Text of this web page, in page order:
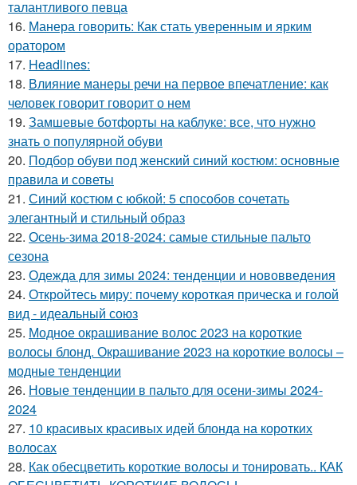
талантливого певца
16. Манера говорить: Как стать уверенным и ярким
оратором
17. Headlines:
18. Влияние манеры речи на первое впечатление: как
человек говорит говорит о нем
19. Замшевые ботфорты на каблуке: все, что нужно
знать о популярной обуви
20. Подбор обуви под женский синий костюм: основные
правила и советы
21. Синий костюм с юбкой: 5 способов сочетать
элегантный и стильный образ
22. Осень-зима 2018-2024: самые стильные пальто
сезона
23. Одежда для зимы 2024: тенденции и нововведения
24. Откройтесь миру: почему короткая прическа и голой
вид - идеальный союз
25. Модное окрашивание волос 2023 на короткие
волосы блонд. Окрашивание 2023 на короткие волосы –
модные тенденции
26. Новые тенденции в пальто для осени-зимы 2024-
2024
27. 10 красивых красивых идей блонда на коротких
волосах
28. Как обесцветить короткие волосы и тонировать.. КАК